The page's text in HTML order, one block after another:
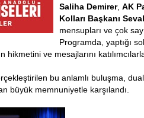
Saliha Demirer, AK
Kolları Başkanı
mensupları ve çok
Programda, yaptığı
hikmetini ve mesajlarını
bu anlamlı buluşma,
büyük memnuniyetle karşılandı.